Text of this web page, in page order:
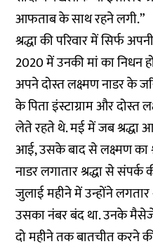
आफताब के साथ रहने लगी.”
श्रद्धा की परिवार में सिर्फ
2020 में उनकी मां का निधन
अपने दोस्त लक्ष्मण नाडर के
के पिता इंस्टाग्राम और
लेते रहते थे. मई में जब
आई, उसके बाद से लक्ष्मण का
नाडर लगातार श्रद्धा से
जुलाई महीने में उन्होंने लगतार
उसका नंबर बंद था. उनके
दो महीने तक बातचीत करने